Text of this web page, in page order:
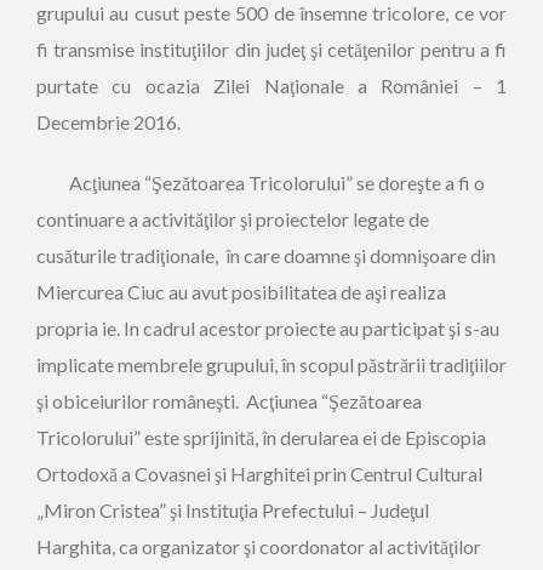
grupului au cusut peste 500 de însemne tricolore, ce vor
fi transmise instituţiilor din judeţ şi cetăţenilor pentru a fi
purtate cu ocazia Zilei Naţionale a României – 1
Decembrie 2016.
Acţiunea “Şezătoarea Tricolorului” se doreşte a fi o
continuare a activităţilor şi proiectelor legate de
cusăturile tradiţionale, în care doamne şi domnişoare din
Miercurea Ciuc au avut posibilitatea de aşi realiza
propria ie. In cadrul acestor proiecte au participat şi s-au
implicate membrele grupului, în scopul păstrării tradiţiilor
şi obiceiurilor româneşti. Acţiunea “Şezătoarea
Tricolorului” este sprijinită, în derularea ei de Episcopia
Ortodoxă a Covasnei şi Harghitei prin Centrul Cultural
„Miron Cristea” şi Instituţia Prefectului – Judeţul
Harghita, ca organizator şi coordonator al activităţilor